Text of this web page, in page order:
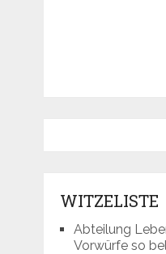
WITZELISTE
Abteilung
Vorwürfe so